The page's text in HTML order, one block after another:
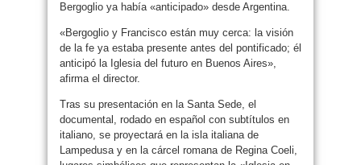
Bergoglio ya había «anticipado» desde Argentina.
«Bergoglio y Francisco están muy cerca: la visión
de la fe ya estaba presente antes del pontificado; él
anticipó la Iglesia del futuro en Buenos Aires»,
afirma el director.
Tras su presentación en la Santa Sede, el
documental, rodado en español con subtítulos en
italiano, se proyectará en la isla italiana de
Lampedusa y en la cárcel romana de Regina Coeli,